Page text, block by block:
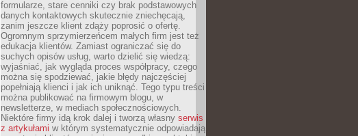
formularze, stare cenniki czy brak podstawowych
danych kontaktowych skutecznie zniechęcają,
zanim jeszcze klient zdąży poprosić o ofertę.
Ogromnym sprzymierzeńcem małych firm jest też
edukacja klientów. Zamiast ograniczać się do
suchych opisów usług, warto dzielić się wiedzą:
wyjaśniać, jak wygląda proces współpracy, czego
można się spodziewać, jakie błędy najczęściej
popełniają klienci i jak ich uniknąć. Tego typu treści
można publikować na firmowym blogu, w
newsletterze, w mediach społecznościowych.
Niektóre firmy idą krok dalej i tworzą własny serwis
z artykułami w którym systematycznie odpowiadają